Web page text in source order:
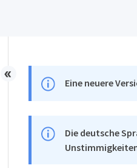
Eine neuere
Die deutsche